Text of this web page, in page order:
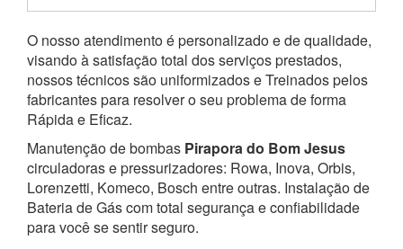
O nosso atendimento é personalizado e de qualidade,
visando à satisfação total dos serviços prestados,
nossos técnicos são uniformizados e Treinados pelos
fabricantes para resolver o seu problema de forma
Rápida e Eficaz.
Manutenção de bombas Pirapora do Bom Jesus
circuladoras e pressurizadores: Rowa, Inova, Orbis,
Lorenzetti, Komeco, Bosch entre outras. Instalação de
Bateria de Gás com total segurança e confiabilidade
para você se sentir seguro.